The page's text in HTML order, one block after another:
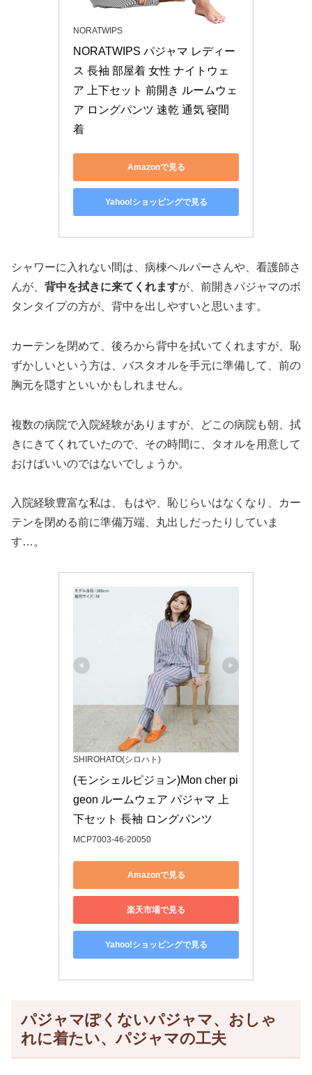
NORATWIPS
NORATWIPS パジャマ レディー
ス 長袖 部屋着 女性 ナイトウェ
ア 上下セット 前開き ルームウェ
ア ロングパンツ 速乾 通気 寝間
着
Amazonで見る
Yahoo!ショッピングで見る
シャワーに入れない間は、病棟ヘルパーさんや、看護師さ
んが、 背中を拭きに来てくれますが、前開きパジャマのボ
タンタイプの方が、背中を出しやすいと思います。
カーテンを閉めて、後ろから背中を拭いてくれますが、恥
ずかしいという方は、バスタオルを手元に準備して、前の
胸元を隠すといいかもしれません。
複数の病院で入院経験がありますが、どこの病院も朝、拭
きにきてくれていたので、その時間に、タオルを用意して
おけばいいのではないでしょうか。
入院経験豊富な私は、もはや、恥じらいはなくなり、カー
テンを閉める前に準備万端、丸出しだったりしていま
す…。
SHIROHATO(シロハト)
(モンシェルピジョン)Mon cher pi
geon ルームウェア パジャマ 上
下セット 長袖 ロングパンツ
MCP7003-46-20050
Amazonで見る
楽天市場で見る
Yahoo!ショッピングで見る
パジャマぽくないパジャマ、おしゃ
れに着たい、パジャマの工夫